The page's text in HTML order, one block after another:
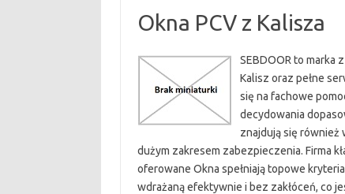
Okna PCV z Kalisza
SEBDOOR to marka
Kalisz oraz pełne
się na fachowe
decydowania
znajdują się również
dużym zakresem zabezpieczenia. Firma
oferowane Okna spełniają topowe
wdrażaną efektywnie i bez zakłóceń, co